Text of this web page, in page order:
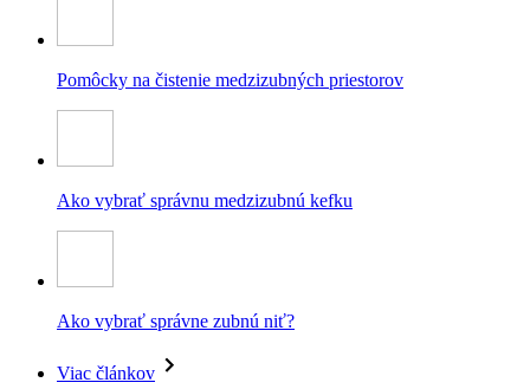
Pomôcky na čistenie medzizubných priestorov
Ako vybrať správnu medzizubnú kefku
Ako vybrať správne zubnú niť?
Viac článkov